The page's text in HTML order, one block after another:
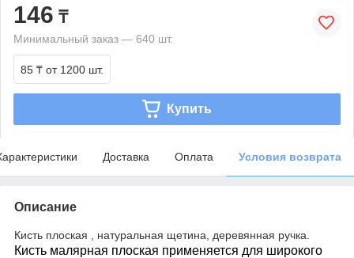
146 ₸
Минимальный заказ — 640 шт.
85 ₸ от 1200 шт.
Купить
Доставка Оплата Условия возврата
Описание
Кисть плоская , натуральная щетина, деревянная ручка.
Кисть малярная плоская применяется для широкого